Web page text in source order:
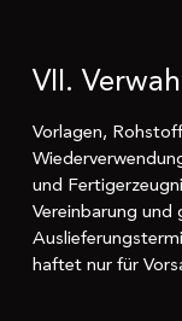
VII.
Vorlagen,
und
Vereinbarung und
haftet nur für